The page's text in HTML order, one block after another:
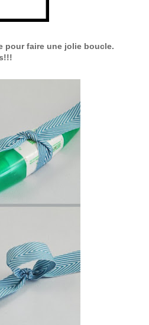
pour faire une jolie boucle.